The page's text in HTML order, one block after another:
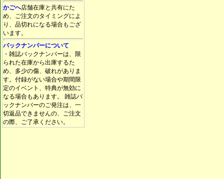
かごへ店舗在庫と共有にた
め、ご注文のタイミングによ
り、品切れになる場合もござ
います。
バックナンバーについて
・雑誌バックナンバーは、限
られた在庫から出庫するた
め、多少の傷、破れがありま
す。付録がない場合や期間限
定のイベント、特典が無効に
なる場合もあります。 雑誌バ
ックナンバーのご発注は、一
切返品できませんの、ご注文
の際、ご了承ください。